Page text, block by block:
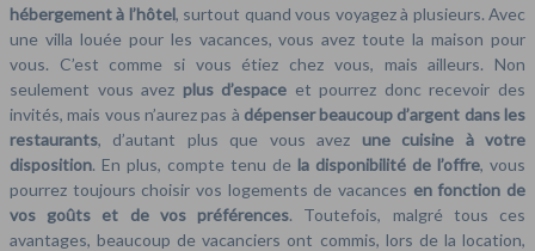
hébergement à l’hôtel, surtout quand vous voyagez à plusieurs. Avec
une villa louée pour les vacances, vous avez toute la maison pour
vous. C’est comme si vous étiez chez vous, mais ailleurs. Non
seulement vous avez plus d’espace et pourrez donc recevoir des
invités, mais vous n’aurez pas à dépenser beaucoup d’argent dans les
restaurants, d’autant plus que vous avez une cuisine à votre
disposition. En plus, compte tenu de la disponibilité de l’offre, vous
pourrez toujours choisir vos logements de vacances en fonction de
vos goûts et de vos préférences. Toutefois, malgré tous ces
avantages, beaucoup de vacanciers ont commis, lors de la location,